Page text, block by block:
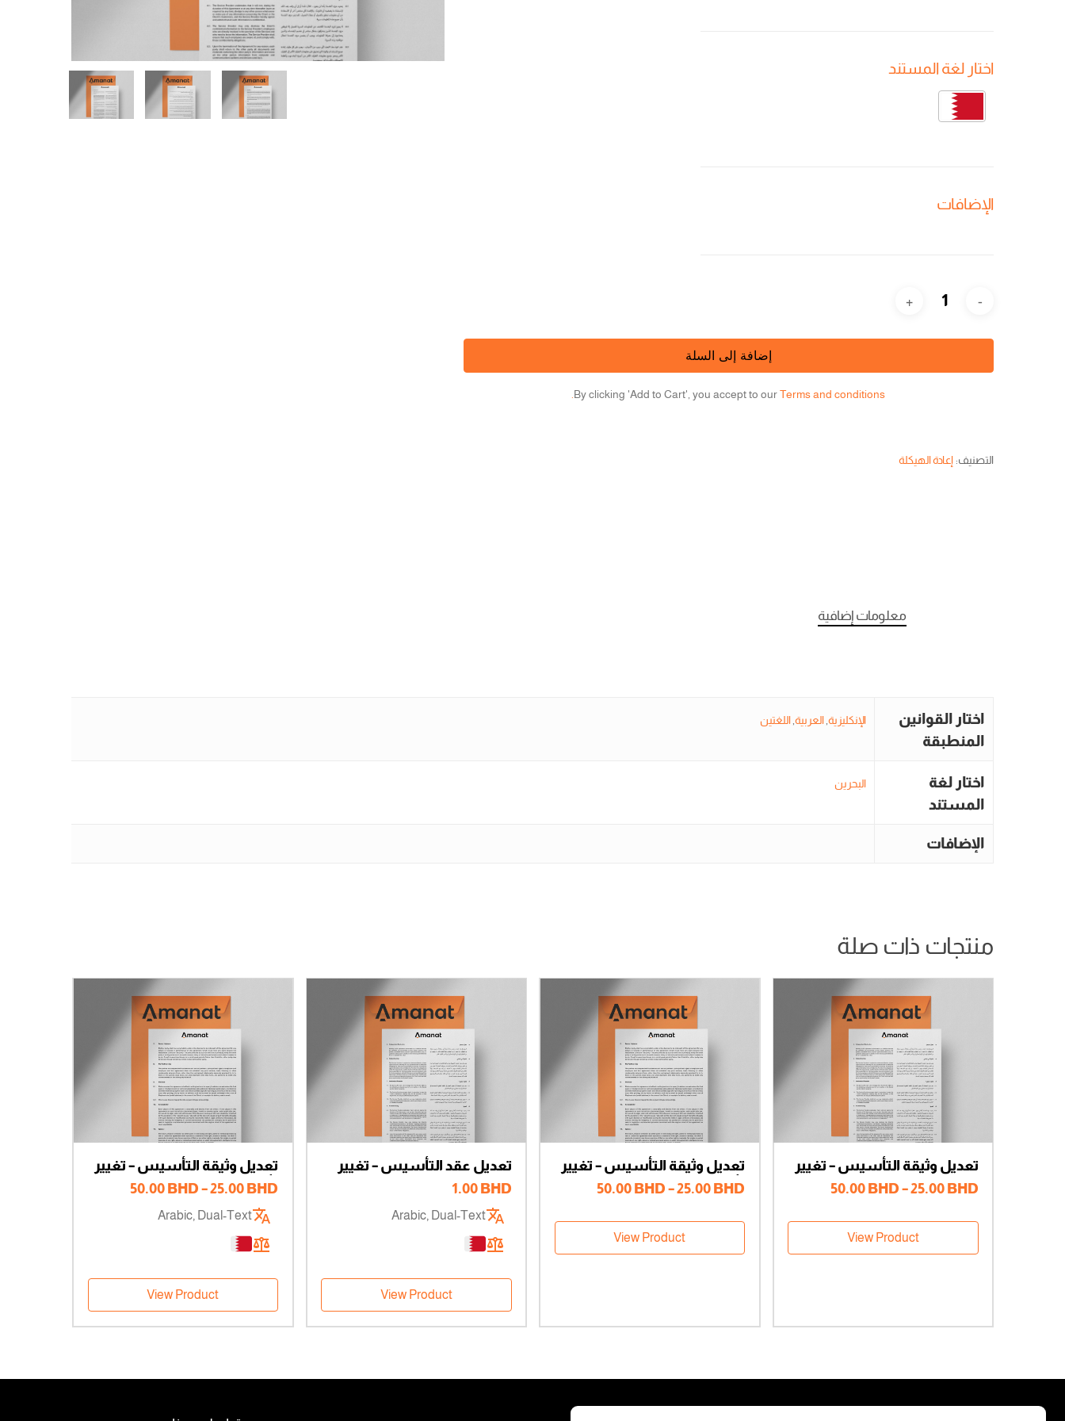
اختار لغة المستند
الإضافات
إضافة إلى السلة
By clicking 'Add to Cart', you accept to ourTerms and conditions.
التصنيف:إعادة الهيكلة
معلومات إضافية
اختار القوانين
المنطبقة
الإنكليزية,العربية,اللغتين
اختار لغة
المستند
البحرين
الإضافات
منتجات ذات صلة
تعديل وثيقة التأسيس – تغيير
النشاط التجاري – شركاء
25.00BHD
–
50.00BHD
من
خلال
View Product
تعديل وثيقة التأسيس – تغيير
رأس المال – شركاء متعددون
25.00BHD
–
50.00BHD نطاق
من
خلال
View Product
تعديل عقد التأسيس – تغيير
نوع الشركة – تغيير نوع الشركة
1.00BHD
Arabic, Dual-Text
View Product
تعديل وثيقة التأسيس – تغيير
رأس المال – مالك وحيد
25.00BHD
–
50.00BHD نطاق
⁦50.00 BHD⁩
Arabic, Dual-Text
View Product